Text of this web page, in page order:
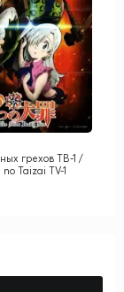
грехов ТВ-1 /
Taizai TV-1